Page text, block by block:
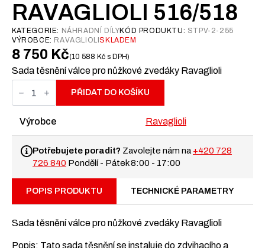
RAVAGLIOLI 516/518
KATEGORIE: NÁHRADNÍ DÍLYKÓD PRODUKTU: STPV-2-255
VÝROBCE: RAVAGLIOLI SKLADEM
8 750 Kč 10 588 Kč s DPH
Sada těsnění válce pro nůžkové zvedáky Ravaglioli
Sada
těsnění
válce
Ravaglioli
PŘIDAT DO KOŠÍKU
Výrobce Ravaglioli
Potřebujete poradit? Zavolejte nám na +420 728
726 840 Pondělí - Pátek 8:00 - 17:00
POPIS PRODUKTU TECHNICKÉ PARAMETRY
Sada těsnění válce pro nůžkové zvedáky Ravaglioli
Popis: Tato sada těsnění se instaluje do zdvihacího a